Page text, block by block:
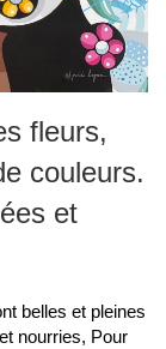
fleurs,
couleurs.
et
belles et pleines
nourries, Pour